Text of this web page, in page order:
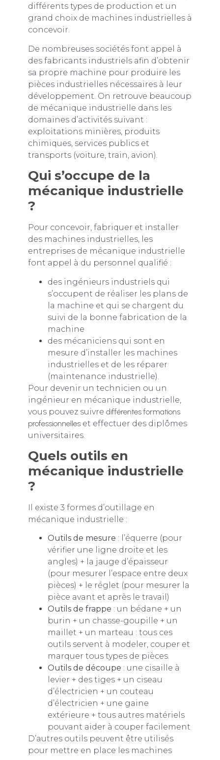
différents types de production et un
grand choix de machines industrielles à
concevoir.
De nombreuses sociétés font appel à
des fabricants industriels afin d’obtenir
sa propre machine pour produire les
pièces industrielles nécessaires à leur
développement. On retrouve beaucoup
de mécanique industrielle dans les
domaines d’activités suivant :
exploitations minières, produits
chimiques, services publics et
transports (voiture, train, avion).
Qui s’occupe de la
mécanique industrielle
?
Pour concevoir, fabriquer et installer
des machines industrielles, les
entreprises de mécanique industrielle
font appel à du personnel qualifié :
des ingénieurs industriels qui
s’occupent de réaliser les plans de
la machine et qui se chargent du
suivi de la bonne fabrication de la
machine
des mécaniciens qui sont en
mesure d’installer les machines
industrielles et de les réparer
(maintenance industrielle).
Pour devenir un technicien ou un
ingénieur en mécanique industrielle,
vous pouvez suivre différentes formations
professionnelleset effectuer des diplômes
universitaires.
Quels outils en
mécanique industrielle
?
Il existe 3 formes d’outillage en
mécanique industrielle :
Outils de mesure : l’équerre (pour
vérifier une ligne droite et les
angles) + la jauge d’épaisseur
(pour mesurer l’espace entre deux
pièces) + le réglet (pour mesurer la
pièce avant et après le travail)
Outils de frappe : un bédane + un
burin + un chasse-goupille + un
maillet + un marteau : tous ces
outils servent à modeler, couper et
marquer tous types de pièces.
Outils de découpe : une cisaille à
levier + des tiges + un ciseau
d’électricien + un couteau
d’électricien + une gaine
extérieure + tous autres matériels
pouvant aider à couper facilement
D’autres outils peuvent être utilisés
pour mettre en place les machines